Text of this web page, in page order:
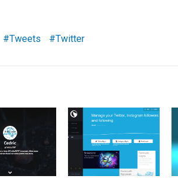
Tweets Twitter